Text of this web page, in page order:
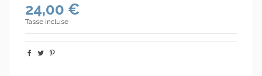
24,00 €
Tasse incluse